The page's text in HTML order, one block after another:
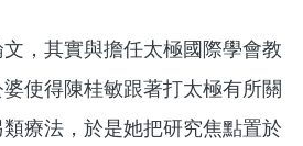
其實與擔任太極國際學會教
使得陳桂敏跟著打太極有所關
療法，於是她把研究焦點置於